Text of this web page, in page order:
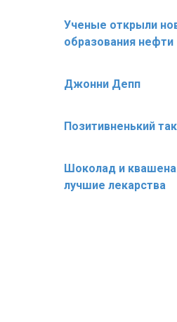
Ученые открыли
образования нефти
Джонни Депп
Позитивненький
Шоколад и
лучшие лекарства